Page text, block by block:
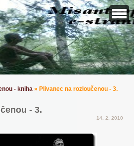
- kniha » Plivanec na rozloučenou - 3.
- 3.
14. 2. 2010